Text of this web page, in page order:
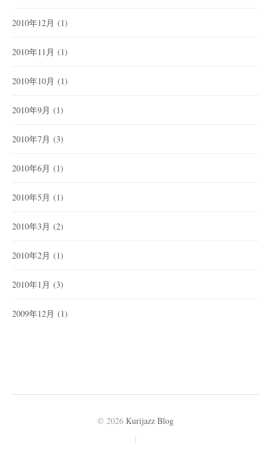
2010年12月 (1)
2010年11月 (1)
2010年10月 (1)
2010年9月 (1)
2010年7月 (3)
2010年6月 (1)
2010年5月 (1)
2010年3月 (2)
2010年2月 (1)
2010年1月 (3)
2009年12月 (1)
© 2026 Kurijazz Blog
|